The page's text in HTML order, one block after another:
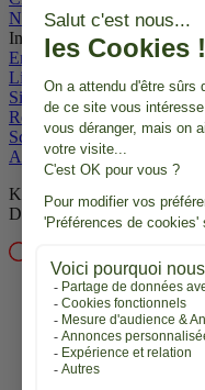
Neue CBD-Produkte
Informationen
Empfehlung & CBD
Lieferung und
Sichere Zahlung
Rechtliche Hinweise
Schutz personenbezogener
AGB
Konsultieren Sie vor der
Diagnose, Behandlung,